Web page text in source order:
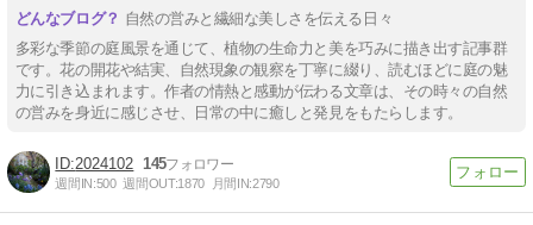
自然の営みと繊細な美しさを伝える日々
多彩な季節の庭風景を通じて、植物の生命力と美を巧みに描き出す記事群
です。花の開花や結実、自然現象の観察を丁寧に綴り、読むほどに庭の魅
力に引き込まれます。作者の情熱と感動が伝わる文章は、その時々の自然
の営みを身近に感じさせ、日常の中に癒しと発見をもたらします。
2024102 145
週間IN:500 週間OUT:1870 月間IN:2790